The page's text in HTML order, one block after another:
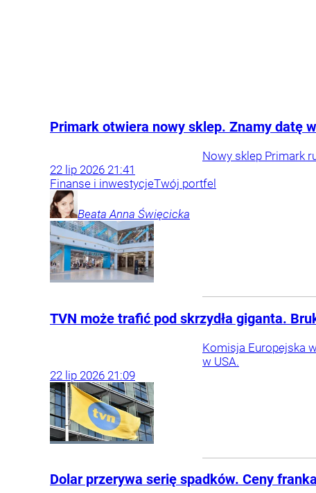
Primark otwiera nowy sklep. Znamy datę
Nowy sklep Primark
22 lip 2026 21:41
Finanse i inwestycjeTwój portfel
Beata Anna Święcicka
TVN może trafić pod skrzydła giganta.
Komisja Europejska
w USA.
22 lip 2026 21:09
Dolar przerywa serię spadków. Ceny